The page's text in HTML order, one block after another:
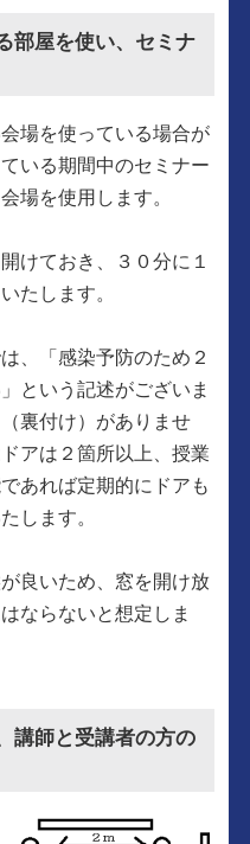
部屋を使い、セミナ
場を使っている場合が
いる期間中のセミナー
場を使用します。
けておき、３０分に１
たします。
、「感染予防のため２
という記述がございま
裏付け）がありませ
アは２箇所以上、授業
あれば定期的にドアも
します。
良いため、窓を開け放
ならないと想定しま
講師と受講者の方の